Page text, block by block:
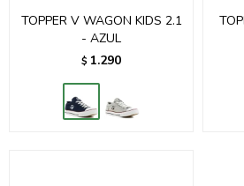
TOPPER V WAGON KIDS 2.1
- AZUL
$ 1.290